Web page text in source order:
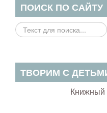
ПОИСК ПО САЙТУ
сайте...
ТВОРИМ С
Книжный